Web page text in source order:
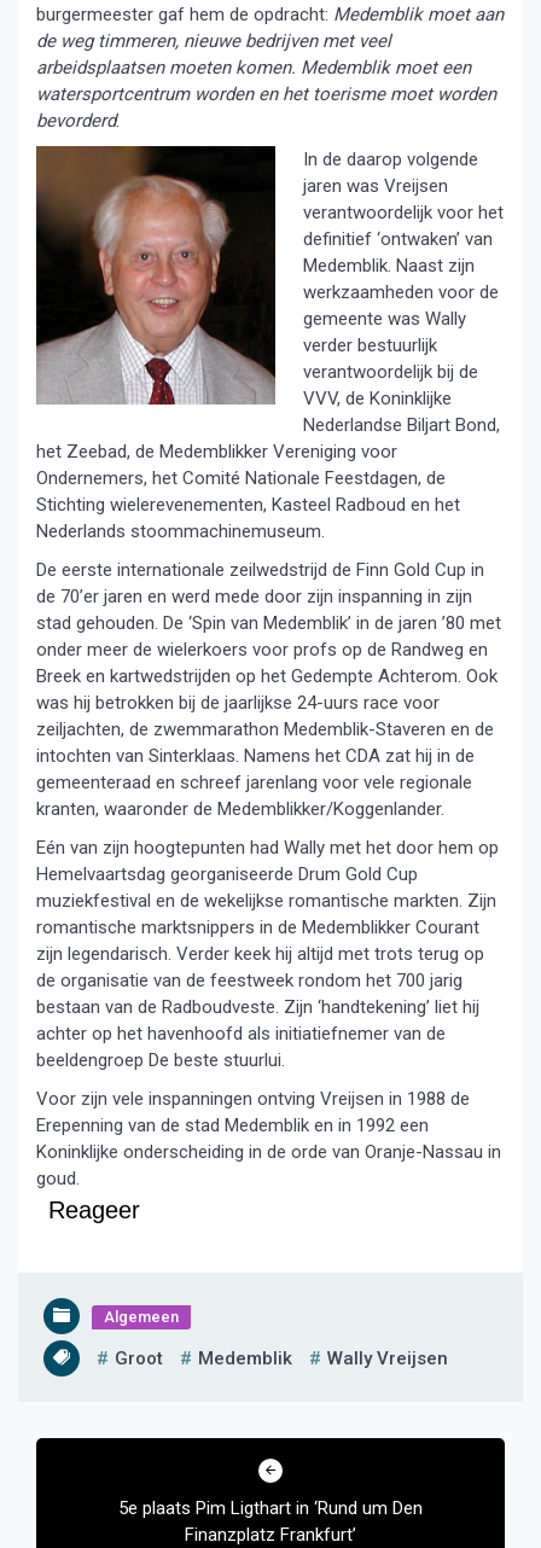
burgermeester gaf hem de opdracht: Medemblik moet aan
de weg timmeren, nieuwe bedrijven met veel
arbeidsplaatsen moeten komen. Medemblik moet een
watersportcentrum worden en het toerisme moet worden
bevorderd.
In de daarop volgende
jaren was Vreijsen
verantwoordelijk voor het
definitief ‘ontwaken’ van
Medemblik. Naast zijn
werkzaamheden voor de
gemeente was Wally
verder bestuurlijk
verantwoordelijk bij de
VVV, de Koninklijke
Nederlandse Biljart Bond,
het Zeebad, de Medemblikker Vereniging voor
Ondernemers, het Comité Nationale Feestdagen, de
Stichting wielerevenementen, Kasteel Radboud en het
Nederlands stoommachinemuseum.
De eerste internationale zeilwedstrijd de Finn Gold Cup in
de 70’er jaren en werd mede door zijn inspanning in zijn
stad gehouden. De ‘Spin van Medemblik’ in de jaren ’80 met
onder meer de wielerkoers voor profs op de Randweg en
Breek en kartwedstrijden op het Gedempte Achterom. Ook
was hij betrokken bij de jaarlijkse 24-uurs race voor
zeiljachten, de zwemmarathon Medemblik-Staveren en de
intochten van Sinterklaas. Namens het CDA zat hij in de
gemeenteraad en schreef jarenlang voor vele regionale
kranten, waaronder de Medemblikker/Koggenlander.
Eén van zijn hoogtepunten had Wally met het door hem op
Hemelvaartsdag georganiseerde Drum Gold Cup
muziekfestival en de wekelijkse romantische markten. Zijn
romantische marktsnippers in de Medemblikker Courant
zijn legendarisch. Verder keek hij altijd met trots terug op
de organisatie van de feestweek rondom het 700 jarig
bestaan van de Radboudveste. Zijn ‘handtekening’ liet hij
achter op het havenhoofd als initiatiefnemer van de
beeldengroep De beste stuurlui.
Voor zijn vele inspanningen ontving Vreijsen in 1988 de
Erepenning van de stad Medemblik en in 1992 een
Koninklijke onderscheiding in de orde van Oranje-Nassau in
goud.
Reageer
Algemeen
Groot Medemblik Wally Vreijsen
Bericht
5e plaats Pim Ligthart in ‘Rund um Den
Finanzplatz Frankfurt’